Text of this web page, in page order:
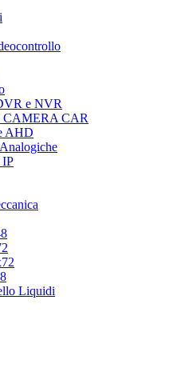
e NVR
CAR
AHD
IP
Liquidi